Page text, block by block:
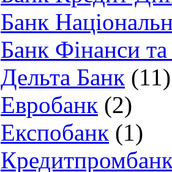
Банк
Банк Фінанси
Дельта Банк (11)
Евробанк (2)
Експобанк (1)